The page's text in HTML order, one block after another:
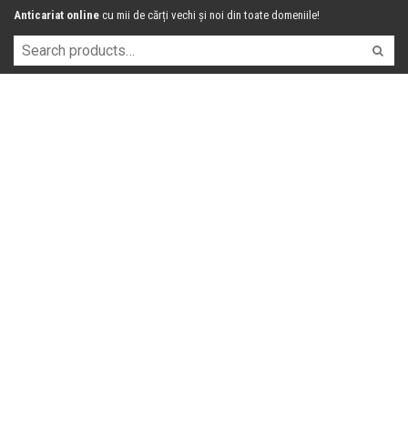
Anticariat online cu mii de cărți vechi și noi din toate domeniile!